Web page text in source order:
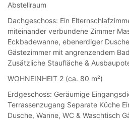
Abstellraum
Dachgeschoss: Ein
miteinander verbundene Zimmer
Eckbadewanne, ebenerdiger
Gästezimmer mit angrenzendem
Zusätzliche Staufläche &
WOHNEINHEIT 2 (ca. 80 m²)
Erdgeschoss: Geräumige
Terrassenzugang Separate Küche
Dusche, Wanne, WC & Waschtisch